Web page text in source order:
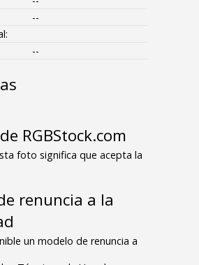
--
--
RGBStock.com
foto significa que acepta la
renuncia a la
un modelo de renuncia a